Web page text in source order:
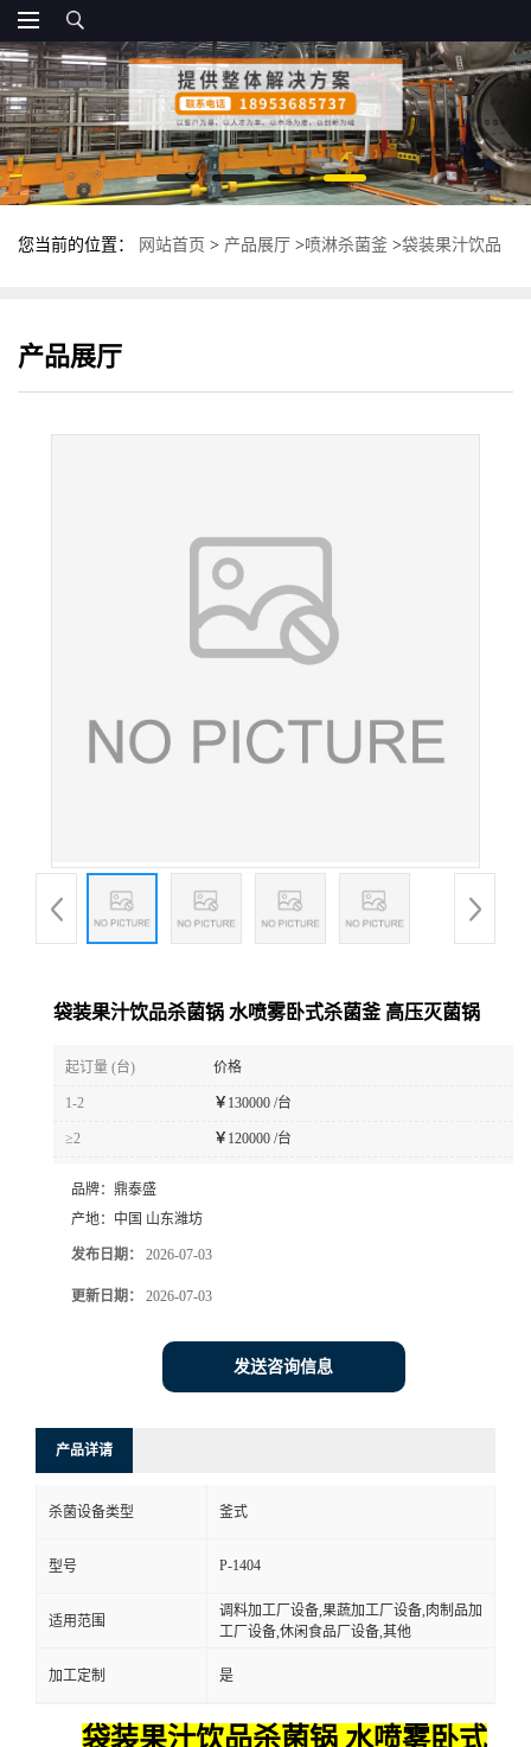
您当前的位置： 网站首页 > 产品展厅 >喷淋杀菌釜 >袋装果汁饮品
产品展厅
袋装果汁饮品杀菌锅 水喷雾卧式杀菌釜 高压灭菌锅
起订量 (台) 价格
1-2 ￥ 130000 /台
≥2 ￥ 120000 /台
品牌： 鼎泰盛
产地： 中国 山东潍坊
发布日期： 2026-07-03
更新日期： 2026-07-03
发送咨询信息
产品详请
杀菌设备类型 釜式
型号 P-1404
适用范围
调料加工厂设备,果蔬加工厂设备,肉制品加
工厂设备,休闲食品厂设备,其他
加工定制 是
袋装果汁饮品杀菌锅 水喷雾卧式